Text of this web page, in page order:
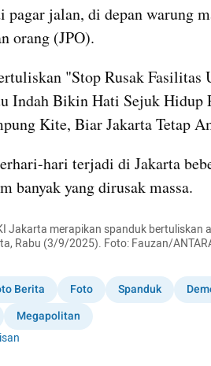
pagar jalan, di depan warung
orang (JPO).
"Stop Rusak Fasilitas
Indah Bikin Hati Sejuk Hidup
Kite, Biar Jakarta Tetap
hari terjadi di Jakarta
banyak yang dirusak massa.
Jakarta merapikan spanduk bertuliskan
Rabu (3/9/2025). Foto: Fauzan/
Berita Foto Spanduk
Megapolitan